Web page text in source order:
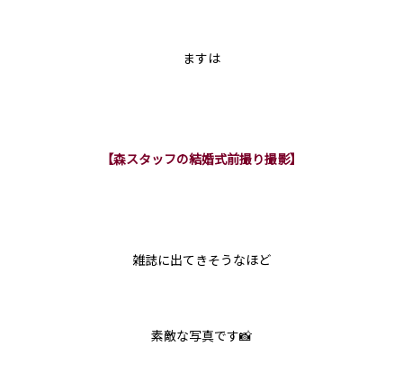
ますは
【森スタッフの結婚式前撮り撮影】
雑誌に出てきそうなほど
素敵な写真です📸